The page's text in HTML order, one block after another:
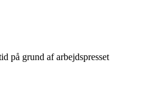
på grund af arbejdspresset